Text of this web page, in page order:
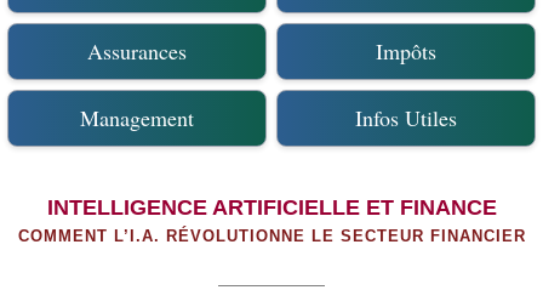
Assurances Impôts
Management Infos Utiles
INTELLIGENCE ARTIFICIELLE ET FINANCE
COMMENT L’I.A. RÉVOLUTIONNE LE SECTEUR FINANCIER